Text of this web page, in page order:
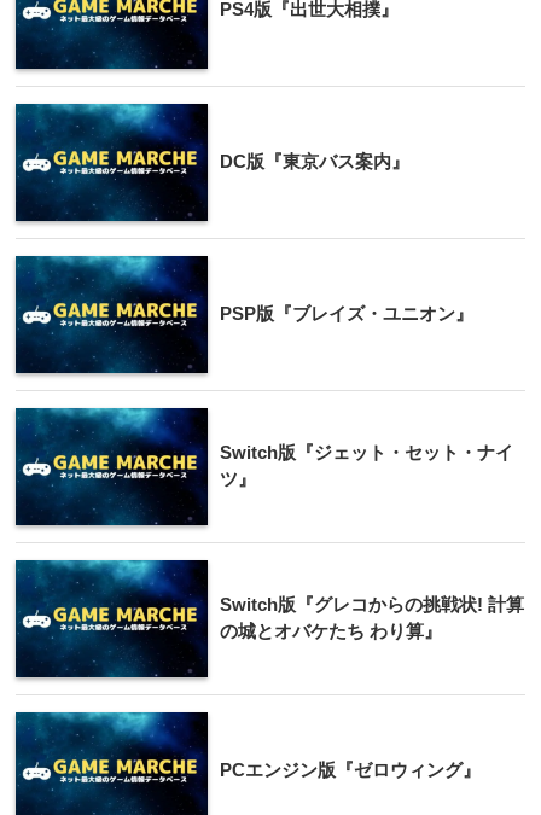
PS4版『出世大相撲』
DC版『東京バス案内』
PSP版『ブレイズ・ユニオン』
Switch版『ジェット・セット・ナイ
ツ』
Switch版『グレコからの挑戦状! 計算
の城とオバケたち わり算』
PCエンジン版『ゼロウィング』